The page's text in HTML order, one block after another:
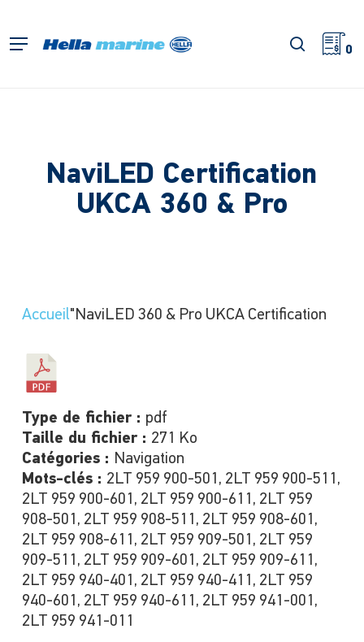
l'accueil
Menu 0
NaviLED Certification
UKCA 360 & Pro
Accueil"NaviLED 360 & Pro UKCA Certification
Type de fichier : pdf
Taille du fichier : 271 Ko
Catégories : Navigation
Mots-clés : 2LT 959 900-501, 2LT 959 900-511,
2LT 959 900-601, 2LT 959 900-611, 2LT 959
908-501, 2LT 959 908-511, 2LT 959 908-601,
2LT 959 908-611, 2LT 959 909-501, 2LT 959
909-511, 2LT 959 909-601, 2LT 959 909-611,
2LT 959 940-401, 2LT 959 940-411, 2LT 959
940-601, 2LT 959 940-611, 2LT 959 941-001,
2LT 959 941-011